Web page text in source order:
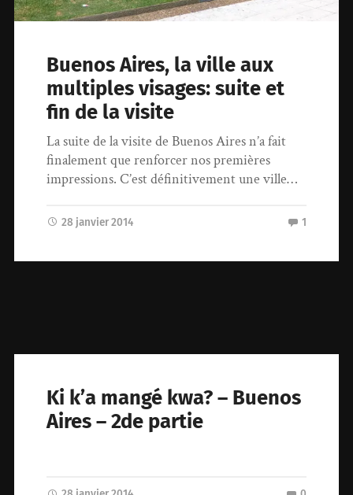
Buenos Aires, la ville aux
multiples visages: suite et
fin de la visite
La suite de la visite de Buenos Aires n’a fait
finalement que renforcer nos premières
impressions. C’est définitivement une ville…
28 janvier 2014 1
Ki k’a mangé kwa? – Buenos
Aires – 2de partie